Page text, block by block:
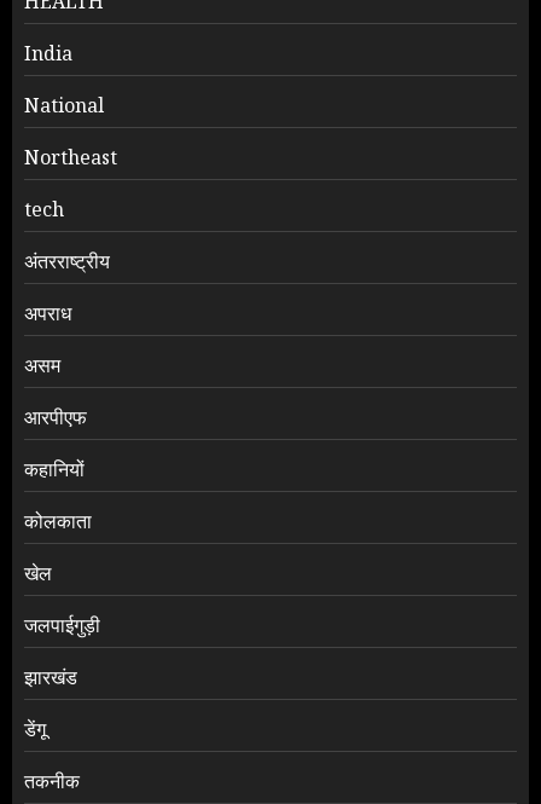
India
National
Northeast
tech
अंतरराष्ट्रीय
अपराध
असम
आरपीएफ
कहानियों
कोलकाता
खेल
जलपाईगुड़ी
झारखंड
डेंगू
तकनीक